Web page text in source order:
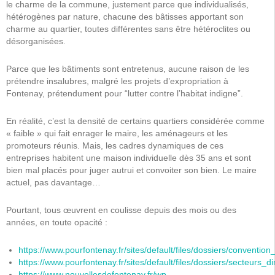
le charme de la commune, justement parce que individualisés,
hétérogènes par nature, chacune des bâtisses apportant son
charme au quartier, toutes différentes sans être hétéroclites ou
désorganisées.
Parce que les bâtiments sont entretenus, aucune raison de les
prétendre insalubres, malgré les projets d’expropriation à
Fontenay, prétendument pour “lutter contre l’habitat indigne”.
En réalité, c’est la densité de certains quartiers considérée comme
« faible » qui fait enrager le maire, les aménageurs et les
promoteurs réunis. Mais, les cadres dynamiques de ces
entreprises habitent une maison individuelle dès 35 ans et sont
bien mal placés pour juger autrui et convoiter son bien. Le maire
actuel, pas davantage…
Pourtant, tous œuvrent en coulisse depuis des mois ou des
années, en toute opacité :
https://www.pourfontenay.fr/sites/default/files/dossiers/
https://www.pourfontenay.fr/sites/default/files/dossiers/